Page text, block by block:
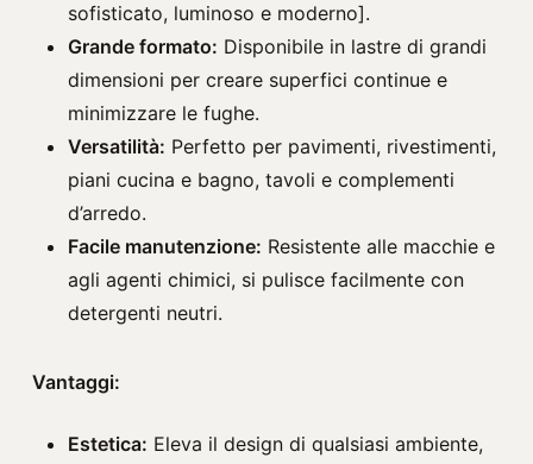
sofisticato, luminoso e moderno].
Grande formato: Disponibile in lastre di grandi
dimensioni per creare superfici continue e
minimizzare le fughe.
Versatilità: Perfetto per pavimenti, rivestimenti,
piani cucina e bagno, tavoli e complementi
d’arredo.
Facile manutenzione: Resistente alle macchie e
agli agenti chimici, si pulisce facilmente con
detergenti neutri.
Vantaggi:
Estetica: Eleva il design di qualsiasi ambiente,